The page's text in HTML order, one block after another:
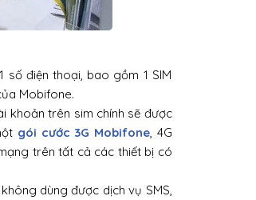
điện thoại, bao gồm 1 SIM
Mobifone.
khoản trên sim chính sẽ được
gói cước 3G Mobifone, 4G
trên tất cả các thiết bị có
dùng được dịch vụ SMS,